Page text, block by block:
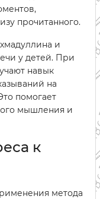
прочитанного.
и
у детей. При
навык
на
помогает
мышления и
к
метода